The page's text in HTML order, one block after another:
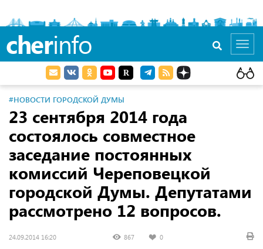
cherinfo
#НОВОСТИ ГОРОДСКОЙ ДУМЫ
23 сентября 2014 года
состоялось совместное
заседание постоянных
комиссий Череповецкой
городской Думы. Депутатами
рассмотрено 12 вопросов.
24.09.2014 16:20 867 0